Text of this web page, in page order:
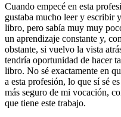
Cuando empecé en esta
gustaba mucho leer y escribir
libro, pero sabía muy muy
un aprendizaje constante y,
obstante, si vuelvo la vista
tendría oportunidad de hacer
libro. No sé exactamente en
a esta profesión, lo que sí sé
más seguro de mi vocación,
que tiene este trabajo.